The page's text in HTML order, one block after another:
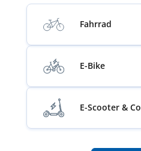
Fahrrad
E-Bike
E-Scooter & Co